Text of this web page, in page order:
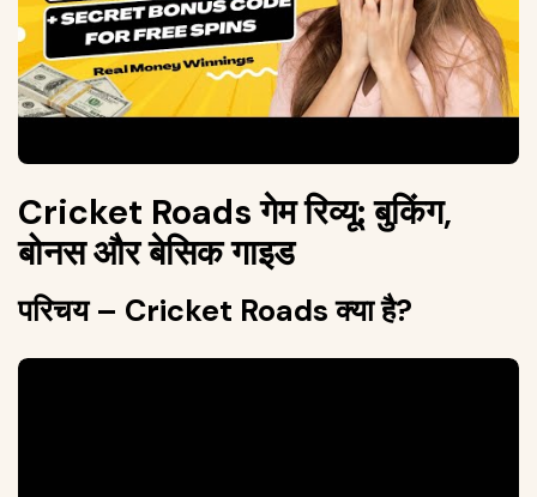
Cricket Roads गेम रिव्यू: बुकिंग,
बोनस और बेसिक गाइड
परिचय – Cricket Roads क्या है?